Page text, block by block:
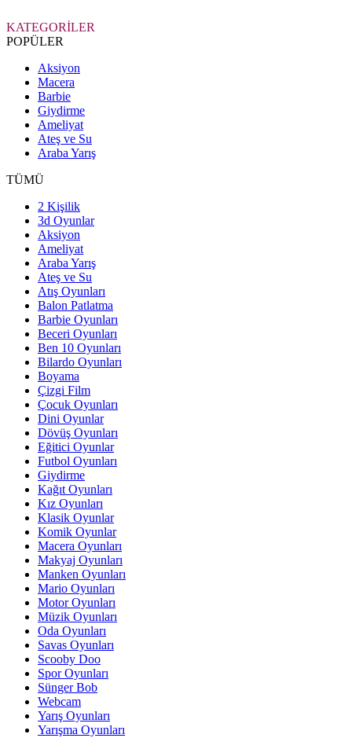
KATEGORİLER
POPÜLER
Aksiyon
Macera
Barbie
Giydirme
Ameliyat
Ateş ve Su
Araba Yarış
TÜMÜ
2 Kişilik
3d Oyunlar
Aksiyon
Ameliyat
Araba Yarış
Ateş ve Su
Atış Oyunları
Balon Patlatma
Barbie Oyunları
Beceri Oyunları
Ben 10 Oyunları
Bilardo Oyunları
Boyama
Çizgi Film
Çocuk Oyunları
Dini Oyunlar
Dövüş Oyunları
Eğitici Oyunlar
Futbol Oyunları
Giydirme
Kağıt Oyunları
Kız Oyunları
Klasik Oyunlar
Komik Oyunlar
Macera Oyunları
Makyaj Oyunları
Manken Oyunları
Mario Oyunları
Motor Oyunları
Müzik Oyunları
Oda Oyunları
Savas Oyunları
Scooby Doo
Spor Oyunları
Sünger Bob
Webcam
Yarış Oyunları
Yarışma Oyunları